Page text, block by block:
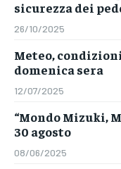
sicurezza dei
26/10/2025
Meteo,
domenica sera
12/07/2025
“Mondo Mizuki,
30 agosto
08/06/2025